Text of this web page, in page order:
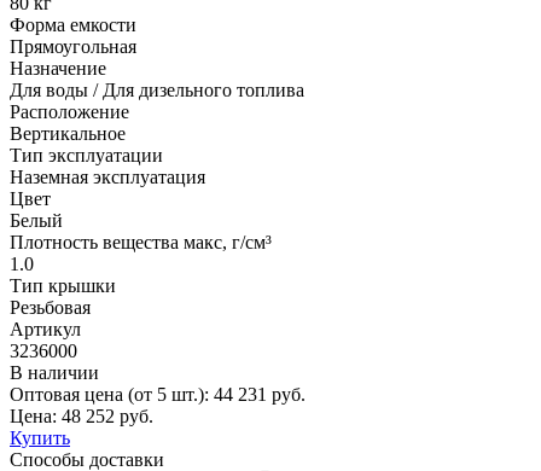
Форма емкости
Прямоугольная
Назначение
Для воды / Для дизельного топлива
Расположение
Вертикальное
Тип эксплуатации
Наземная эксплуатация
Цвет
Белый
Плотность вещества макс, г/см³
1.0
Тип крышки
Резьбовая
Артикул
3236000
В наличии
Оптовая цена (от 5 шт.): 44 231 руб.
Цена: 48 252 руб.
Купить
Способы доставки